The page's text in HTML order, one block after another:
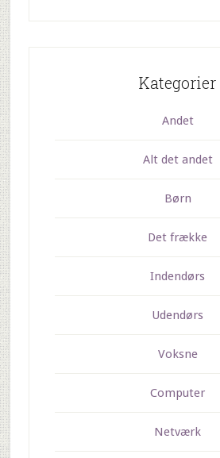
Kategorier
Andet
Alt det andet
Børn
Det frække
Indendørs
Udendørs
Voksne
Computer
Netværk